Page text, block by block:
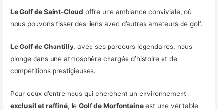
Le Golf de Saint-Cloud offre une ambiance conviviale, où
nous pouvons tisser des liens avec d’autres amateurs de golf.
Le Golf de Chantilly, avec ses parcours légendaires, nous
plonge dans une atmosphère chargée d’histoire et de
compétitions prestigieuses.
Pour ceux d’entre nous qui cherchent un environnement
exclusif et raffiné, leGolf de Morfontaine est une véritable